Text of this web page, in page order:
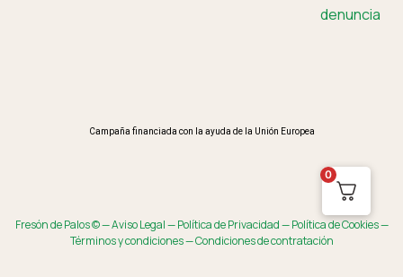
denuncia
Campaña financiada con la ayuda de la Unión Europea
Fresón de Palos © —Aviso Legal—Política de Privacidad—Política de Cookies—
Términos y condiciones—Condiciones de contratación
0